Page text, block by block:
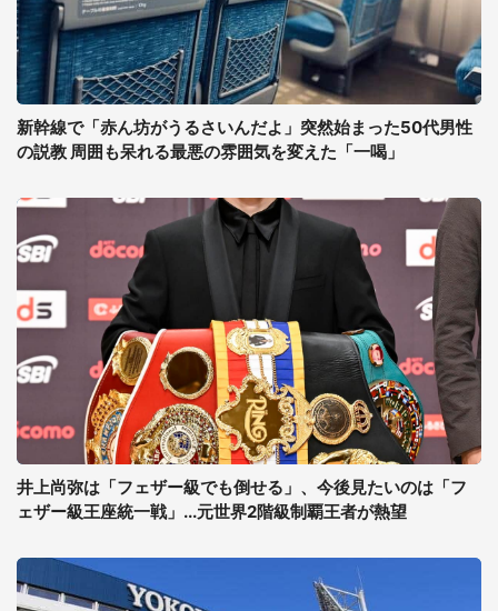
新幹線で「赤ん坊がうるさいんだよ」突然始まった50代男性
の説教 周囲も呆れる最悪の雰囲気を変えた「一喝」
井上尚弥は「フェザー級でも倒せる」、今後見たいのは「フ
ェザー級王座統一戦」...元世界2階級制覇王者が熱望